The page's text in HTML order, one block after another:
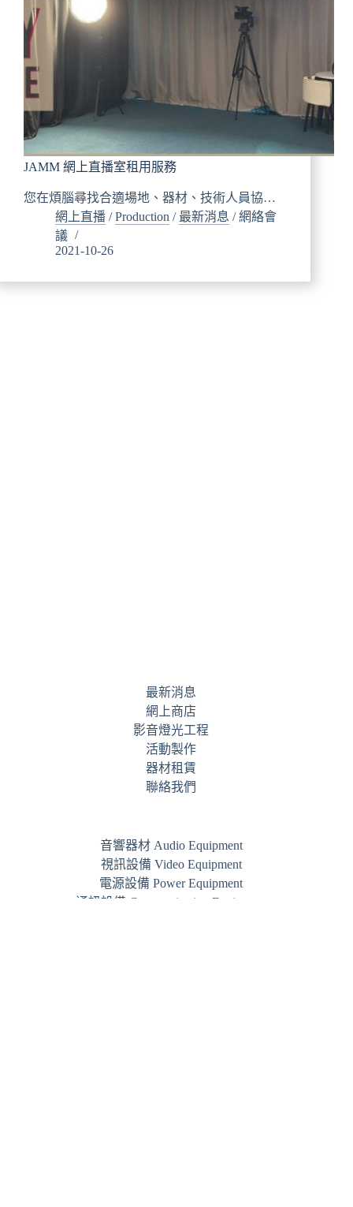
JAMM 網上直播室租用服務
您在煩腦尋找合適場地、器材、技術人員協…
網上直播 /Production / 最新消息 /網絡會
議
2021-10-26
最新消息
網上商店
影音燈光工程
活動製作
器材租賃
聯絡我們
音響器材 Audio Equipment
視訊設備 Video Equipment
電源設備 Power Equipment
通訊設備 Communication Equipment